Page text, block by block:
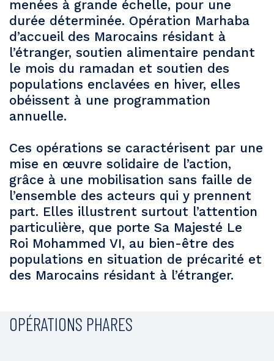
menées à grande échelle, pour une
durée déterminée. Opération Marhaba
d’accueil des Marocains résidant à
l’étranger, soutien alimentaire pendant
le mois du ramadan et soutien des
populations enclavées en hiver, elles
obéissent à une programmation
annuelle.
Ces opérations se caractérisent par une
mise en œuvre solidaire de l’action,
grâce à une mobilisation sans faille de
l’ensemble des acteurs qui y prennent
part. Elles illustrent surtout l’attention
particulière, que porte Sa Majesté Le
Roi Mohammed VI, au bien-être des
populations en situation de précarité et
des Marocains résidant à l’étranger.
OPÉRATIONS PHARES